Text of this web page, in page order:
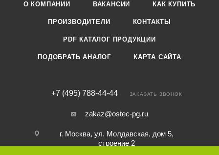
О КОМПАНИИ ВАКАНСИИ КАК КУПИТЬ
ПРОИЗВОДИТЕЛИ КОНТАКТЫ
PDF КАТАЛОГ ПРОДУКЦИИ
ПОДОБРАТЬ АНАЛОГ КАРТА САЙТА
+7 (495) 788-44-44 ЗАКАЗАТЬ ЗВОНОК
zakaz@ostec-pg.ru
г. Москва, ул. Молдавская, дом 5,
строение 2